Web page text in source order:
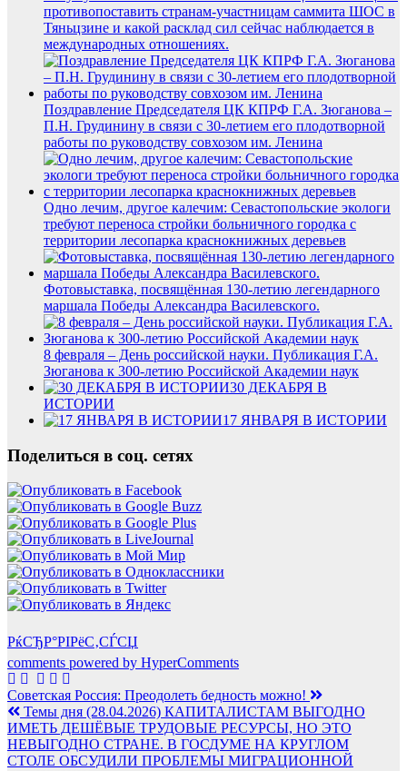
противопоставить странам-участницам саммита ШОС в
Тяньцзине и какой расклад сил сейчас наблюдается в
международных отношениях.
Поздравление Председателя ЦК КПРФ Г.А. Зюганова –
П.Н. Грудинину в связи с 30-летием его плодотворной
работы по руководству совхозом им. Ленина
Одно лечим, другое калечим: Севастопольские экологи
требуют переноса стройки больничного городка с
территории лесопарка краснокнижных деревьев
Фотовыставка, посвящённая 130‑летию легендарного
маршала Победы Александра Василевского.
8 февраля – День российской науки. Публикация Г.А.
Зюганова к 300-летию Российской Академии наук
30 ДЕКАБРЯ В
ИСТОРИИ
17 ЯНВАРЯ В ИСТОРИИ
Поделиться в соц. сетях
РќСЂР°РІРёС‚СЃСЏ
comments powered by HyperComments
Навигация
по
записям
Советская Россия: Преодолеть бедность можно!
Темы дня (28.04.2026) КАПИТАЛИСТАМ ВЫГОДНО
ИМЕТЬ ДЕШЁВЫЕ ТРУДОВЫЕ РЕСУРСЫ, НО ЭТО
НЕВЫГОДНО СТРАНЕ. В ГОСДУМЕ НА КРУГЛОМ
СТОЛЕ ОБСУДИЛИ ПРОБЛЕМЫ МИГРАЦИОННОЙ